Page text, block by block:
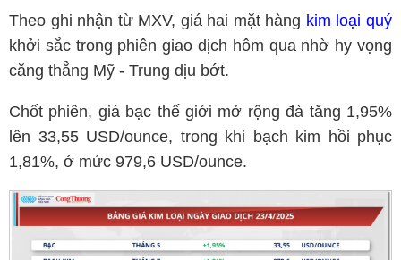
Theo ghi nhận từ MXV, giá hai mặt hàng kim loại quý
khởi sắc trong phiên giao dịch hôm qua nhờ hy vọng
căng thẳng Mỹ - Trung dịu bớt.
Chốt phiên, giá bạc thế giới mở rộng đà tăng 1,95%
lên 33,55 USD/ounce, trong khi bạch kim hồi phục
1,81%, ở mức 979,6 USD/ounce.